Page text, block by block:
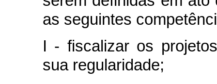
as seguintes
I - fiscalizar os
sua regularidade;